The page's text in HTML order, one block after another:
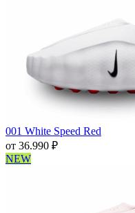
001 White Speed Red
от 36.990 ₽
NEW